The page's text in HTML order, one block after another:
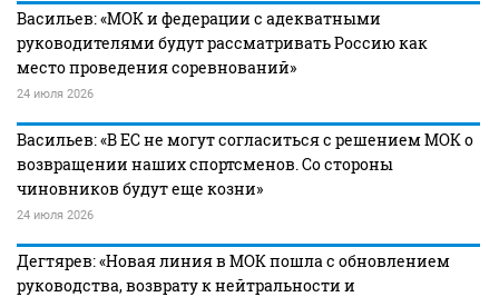
Васильев: «МОК и федерации с адекватными
руководителями будут рассматривать Россию как
место проведения соревнований»
24 июля 2026
Васильев: «В ЕС не могут согласиться с решением МОК о
возвращении наших спортсменов. Со стороны
чиновников будут еще козни»
24 июля 2026
Дегтярев: «Новая линия в МОК пошла с обновлением
руководства, возврату к нейтральности и